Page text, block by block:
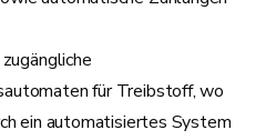
für Treibstoff, wo
ein automatisiertes System